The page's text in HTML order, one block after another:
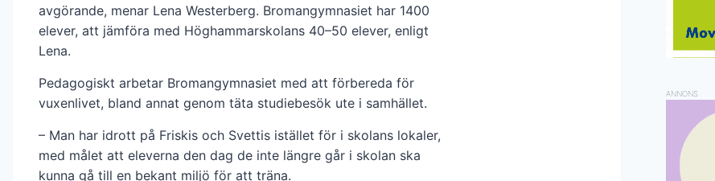
avgörande, menar Lena Westerberg. Broman­gymnasiet har 1400
elever, att jämföra med Höghammarskolans 40–50 elever, enligt
Lena.
Pedagogiskt arbetar Broman­gymnasiet med att förbereda för
vuxenlivet, bland annat genom täta studiebesök ute i samhället.
– Man har idrott på Friskis och Svettis istället för i skolans lokaler,
med målet att eleverna den dag de inte längre går i skolan ska
kunna gå till en bekant miljö för att träna.
ANNONS